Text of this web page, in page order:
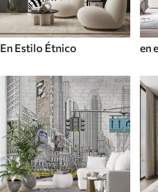
En Estilo Étnico en